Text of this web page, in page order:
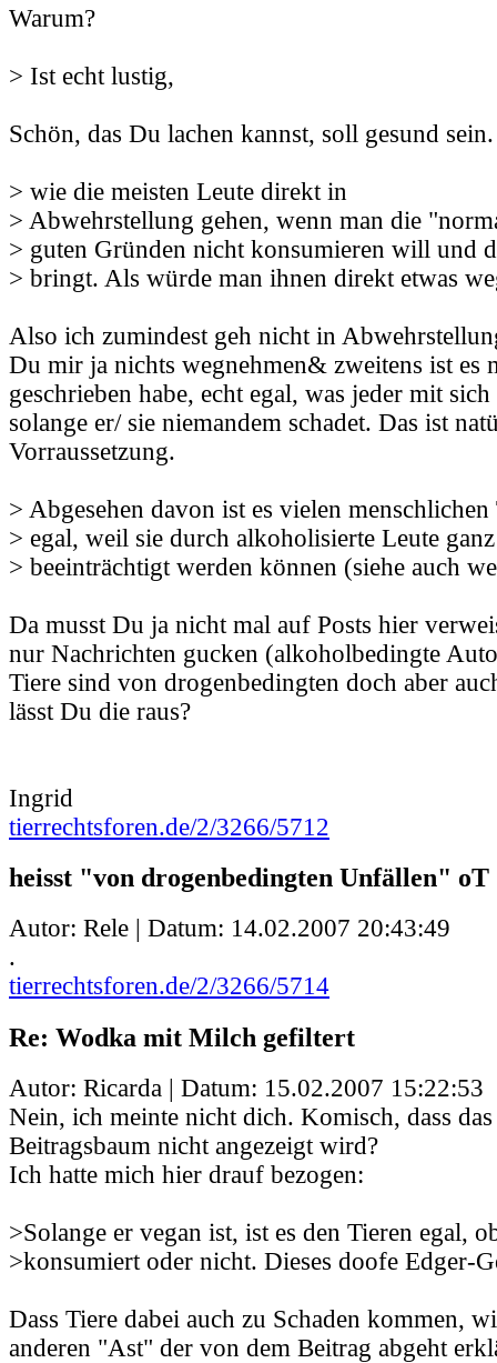
Warum?
> Ist echt lustig,
Schön, das Du lachen kannst, soll gesund sein.
> wie die meisten Leute direkt in
> Abwehrstellung gehen, wenn man die
> guten Gründen nicht konsumieren will und
> bringt. Als würde man ihnen direkt etwas
Also ich zumindest geh nicht in
Du mir ja nichts wegnehmen& zweitens ist es
geschrieben habe, echt egal, was jeder mit
solange er/ sie niemandem schadet. Das ist
Vorraussetzung.
> Abgesehen davon ist es vielen
> egal, weil sie durch alkoholisierte Leute
> beeinträchtigt werden können (siehe auch
Da musst Du ja nicht mal auf Posts hier
nur Nachrichten gucken (alkoholbedingte
Tiere sind von drogenbedingten doch aber
lässt Du die raus?
Ingrid
tierrechtsforen.de/2/3266/5712
heisst "von drogenbedingten Unfällen" oT
Autor: Rele | Datum: 14.02.2007 20:43:49
.
tierrechtsforen.de/2/3266/5714
Re: Wodka mit Milch gefiltert
Autor: Ricarda | Datum: 15.02.2007 15:22:53
Nein, ich meinte nicht dich. Komisch, dass
Beitragsbaum nicht angezeigt wird?
Ich hatte mich hier drauf bezogen:
>Solange er vegan ist, ist es den Tieren egal,
>konsumiert oder nicht. Dieses doofe Edger-
Dass Tiere dabei auch zu Schaden kommen,
anderen "Ast" der von dem Beitrag abgeht